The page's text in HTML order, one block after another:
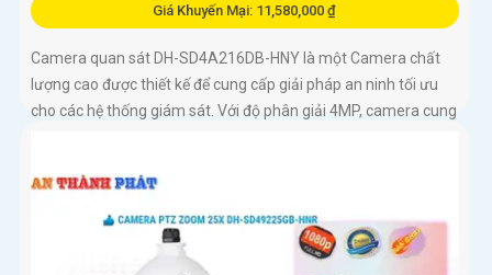
Giá Khuyến Mại: 11,580,000 ₫
Camera quan sát DH-SD4A216DB-HNY là một Camera chất
lượng cao được thiết kế để cung cấp giải pháp an ninh tối ưu
cho các hệ thống giám sát. Với độ phân giải 4MP, camera cung